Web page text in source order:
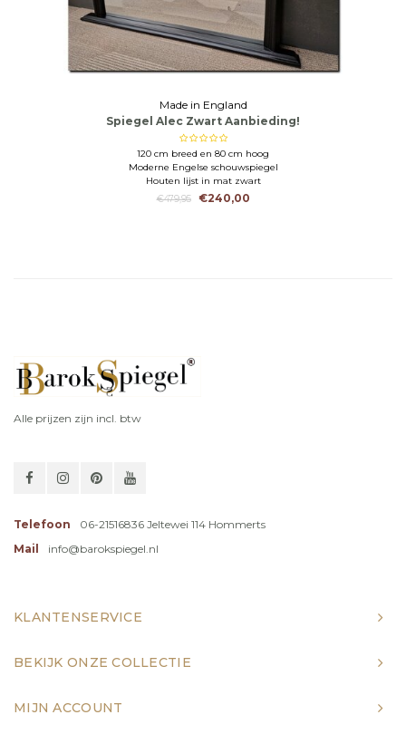
Made in England
Spiegel Alec Zwart Aanbieding!
120 cm breed en 80 cm hoog
Moderne Engelse schouwspiegel
Houten lijst in mat zwart
€479,95
€240,00
Alle prijzen zijn incl. btw
Telefoon
06-21516836 Jeltewei 114 Hommerts
Mail
info@barokspiegel.nl
KLANTENSERVICE
BEKIJK ONZE COLLECTIE
MIJN ACCOUNT